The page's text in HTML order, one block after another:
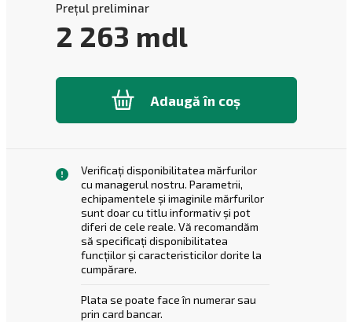
Prețul preliminar
2 263 mdl
Adaugă în coș
Verificați disponibilitatea mărfurilor
cu managerul nostru. Parametrii,
echipamentele și imaginile mărfurilor
sunt doar cu titlu informativ și pot
diferi de cele reale. Vă recomandăm
să specificați disponibilitatea
funcțiilor și caracteristicilor dorite la
cumpărare.
Plata se poate face în numerar sau
prin card bancar.